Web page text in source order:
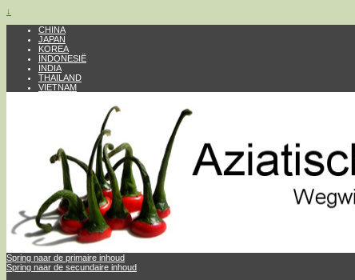
↓
CHINA
JAPAN
KOREA
INDONESIË
INDIA
THAILAND
VIETNAM
Spring naar de primaire inhoud
Spring naar de secundaire inhoud